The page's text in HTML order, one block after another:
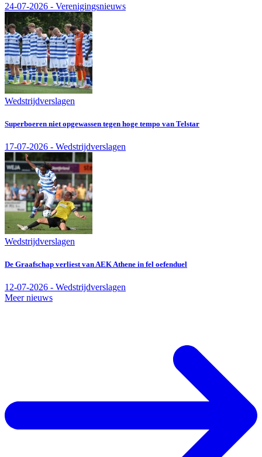
24-07-2026 - Verenigingsnieuws
Wedstrijdverslagen
Superboeren niet opgewassen tegen hoge tempo van Telstar
17-07-2026 - Wedstrijdverslagen
Wedstrijdverslagen
De Graafschap verliest van AEK Athene in fel oefenduel
12-07-2026 - Wedstrijdverslagen
Meer nieuws